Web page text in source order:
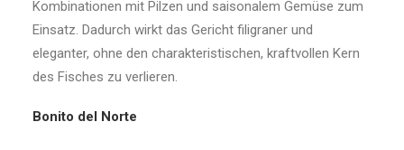
Kombinationen mit Pilzen und saisonalem Gemüse zum
Einsatz. Dadurch wirkt das Gericht filigraner und
eleganter, ohne den charakteristischen, kraftvollen Kern
des Fisches zu verlieren.
Bonito del Norte